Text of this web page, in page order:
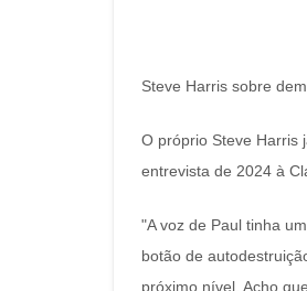
Steve Harris sobre
O próprio Steve Harris
entrevista de 2024 à
"A voz de Paul tinha
botão de
próximo nível. Acho